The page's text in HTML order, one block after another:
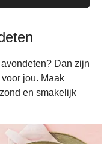
Dan zijn
jou. Maak
en smakelijk